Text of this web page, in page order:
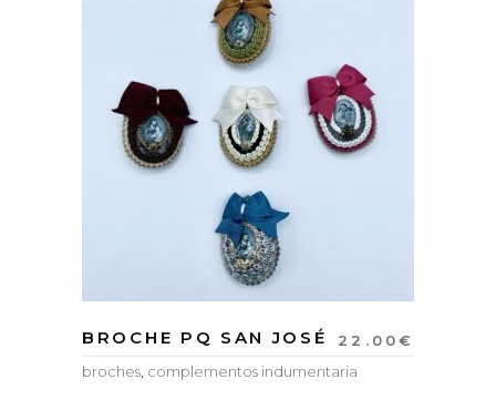
BROCHE PQ SAN JOSÉ 22.00€
broches, complementos indumentaria